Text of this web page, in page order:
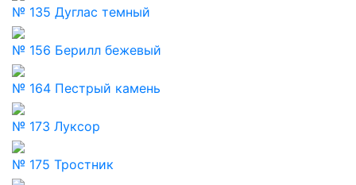
№ 135 Дуглас темный
№ 156 Берилл бежевый
№ 164 Пестрый камень
№ 173 Луксор
№ 175 Тростник